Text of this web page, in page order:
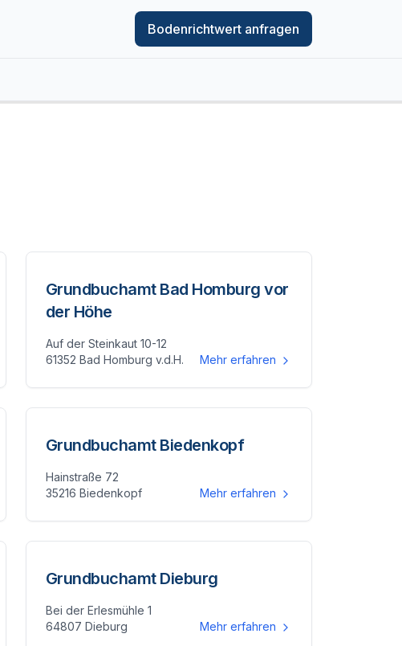
Bodenrichtwert anfragen
Grundbuchamt Bad Homburg vor
der Höhe
Auf der Steinkaut 10-12
61352 Bad Homburg v.d.H.
Mehr erfahren
Grundbuchamt Biedenkopf
Hainstraße 72
35216 Biedenkopf
Mehr erfahren
Grundbuchamt Dieburg
Bei der Erlesmühle 1
64807 Dieburg
Mehr erfahren